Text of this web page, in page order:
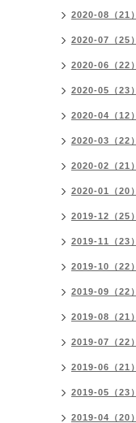
2020-08（21）
2020-07（25）
2020-06（22）
2020-05（23）
2020-04（12）
2020-03（22）
2020-02（21）
2020-01（20）
2019-12（25）
2019-11（23）
2019-10（22）
2019-09（22）
2019-08（21）
2019-07（22）
2019-06（21）
2019-05（23）
2019-04（20）